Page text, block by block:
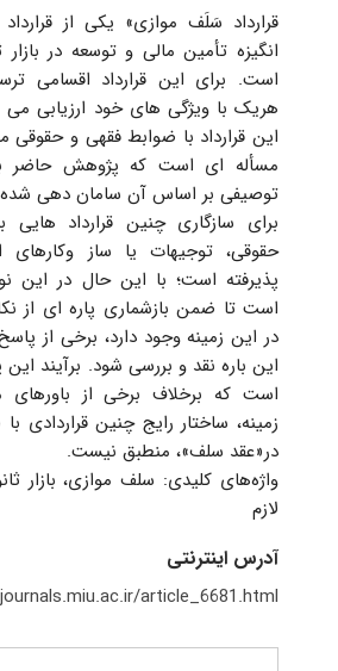
قرارداد سَلَف موازی» یکی از
انگیزه تأمین مالی و توسعه در
است. برای این قرارداد اقسامی
هریک با ویژگی های خود ارزیابی می
این قرارداد با ضوابط فقهی و حقوقی
مسأله ای است که پژوهش حاضر
توصیفی بر اساس آن سامان دهی
برای سازگاری چنین قرارداد
حقوقی، توجیهات یا ساز وکارهای
پذیرفته است؛ با این حال در این
است تا ضمن بازشماری پاره ای از
در این زمینه وجود دارد، برخی از
این باره نقد و بررسی شود. برآیند
است که برخلاف برخی از
زمینه، ساختار رایج چنین قراردادی
در«عقد سلف»، منطبق نیست.
واژه‌های کلیدی: سلف موازی، بازار
لازم
آدرس اینترنتی
article_6681.html